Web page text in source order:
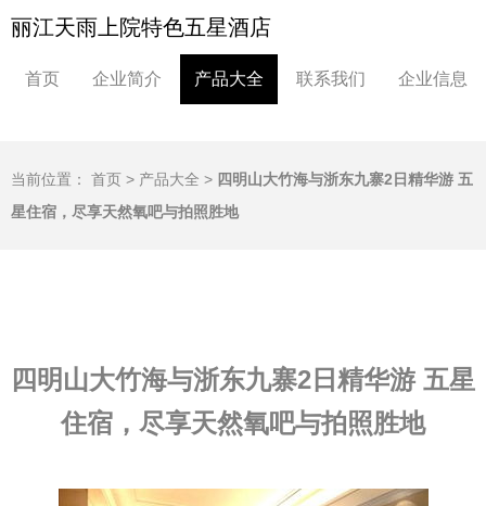
丽江天雨上院特色五星酒店
首页 企业简介 产品大全 联系我们 企业信息
当前位置： 首页 > 产品大全 > 四明山大竹海与浙东九寨2日精华游 五
星住宿，尽享天然氧吧与拍照胜地
四明山大竹海与浙东九寨2日精华游 五星
住宿，尽享天然氧吧与拍照胜地